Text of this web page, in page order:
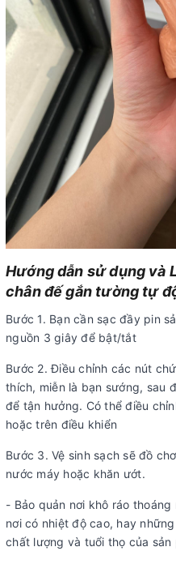
Hướng dẫn sử dụng và
chân đế gắn tường tự
Bước 1. Bạn cần sạc đầy pin
nguồn 3 giây để bật/tắt
Bước 2. Điều chỉnh các nút
thích, miễn là bạn sướng, sau
để tận hưởng. Có thể điều
hoặc trên điều khiển
Bước 3. Vệ sinh sạch sẽ đồ
nước máy hoặc khăn ướt.
- Bảo quản nơi khô ráo
nơi có nhiệt độ cao, hay
chất lượng và tuổi thọ của sản